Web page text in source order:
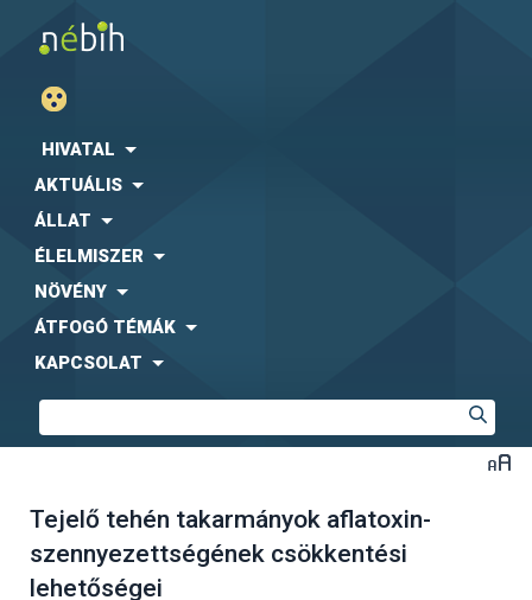
HIVATAL
AKTUÁLIS
ÁLLAT
ÉLELMISZER
NÖVÉNY
ÁTFOGÓ TÉMÁK
KAPCSOLAT
Tejelő tehén takarmányok aflatoxin-
szennyezettségének csökkentési
lehetőségei